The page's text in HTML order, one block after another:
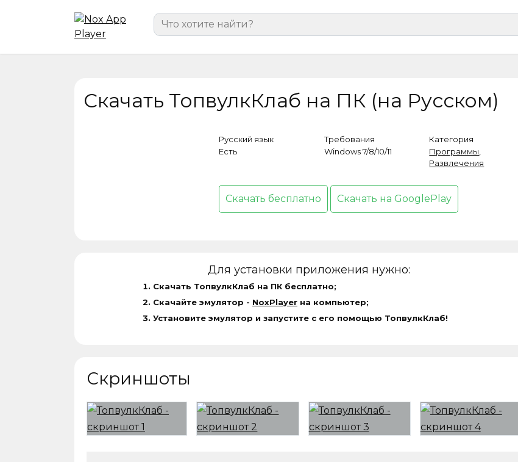
Search
for:
Скачать ТопвулкКлаб на ПК (на Русском)
Русский язык
Есть
Требования
Windows 7/8/10/11
Категория
Программы
Развлечения
Скачать бесплатно Скачать на GooglePlay
Для установки приложения нужно:
Скачать ТопвулкКлаб на ПК бесплатно;
Скачайте эмулятор - NoxPlayer на компьютер;
Установите эмулятор и запустите с его помощью ТопвулкКлаб!
Скриншоты